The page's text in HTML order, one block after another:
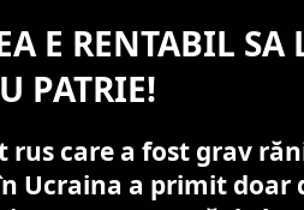
E RENTABIL SA
PATRIE!
rus care a fost grav
Ucraina a primit doar